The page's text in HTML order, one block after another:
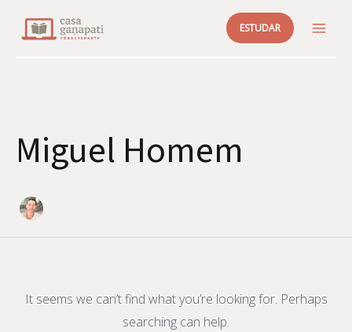
ESTUDAR
Miguel Homem
It seems we can’t find what you’re looking for. Perhaps
searching can help.